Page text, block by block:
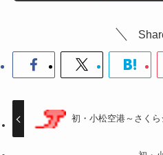
初・小松空港～さく